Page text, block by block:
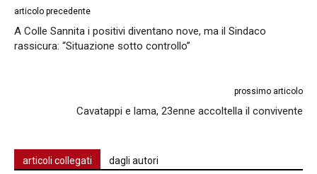
articolo precedente
A Colle Sannita i positivi diventano nove, ma il Sindaco
rassicura: “Situazione sotto controllo”
prossimo articolo
Cavatappi e lama, 23enne accoltella il convivente
articoli collegati dagli autori